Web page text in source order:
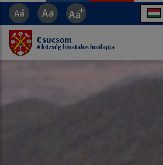
Csucsom
A község hivatalos honlapja